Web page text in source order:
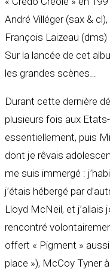
André Villéger (sax &
François Laizeau
Sur la lancée de cet
les grandes scènes…
Durant cette dernière
plusieurs fois aux
essentiellement, puis
dont je rêvais
me suis immergé :
j’étais hébergé par
Lloyd McNeil, et j’allais
rencontré
offert « Pigment »
place »), McCoy Tyner